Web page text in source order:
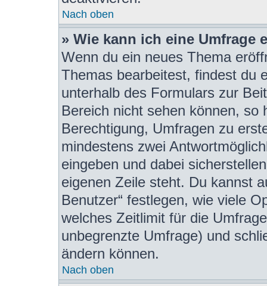
Nach oben
» Wie kann ich eine Umfrage
Wenn du ein neues Thema
Themas bearbeitest, findest du
unterhalb des Formulars zur
Bereich nicht sehen können, so
Berechtigung, Umfragen zu
mindestens zwei
eingeben und dabei
eigenen Zeile steht. Du kannst
Benutzer“ festlegen, wie viele
welches Zeitlimit für die
unbegrenzte Umfrage) und
ändern können.
Nach oben